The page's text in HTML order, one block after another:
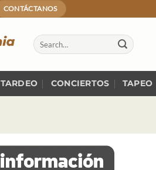
CONTÁCTANOS
TARDEO CONCIERTOS TAPEO